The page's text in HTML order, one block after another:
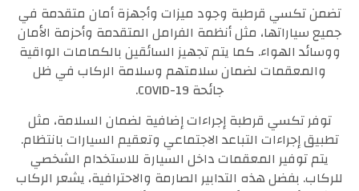
تضمن تكسي قرطبة وجود ميزات وأجهزة أمان متقدمة في
جميع سياراتها، مثل أنظمة الفرامل المتقدمة وأحزمة الأمان
ووسائد الهواء. كما يتم تجهيز السائقين بالكمامات الواقية
والمعقمات لضمان سلامتهم وسلامة الركاب في ظل
جائحة COVID-19.
توفر تكسي قرطبة إجراءات إضافية لضمان السلامة، مثل
تطبيق إجراءات التباعد الاجتماعي وتعقيم السيارات بانتظام.
يتم توفير المعقمات داخل السيارة للاستخدام الشخصي
للركاب. بفضل هذه التدابير الصارمة والاحترافية، يشعر الركاب